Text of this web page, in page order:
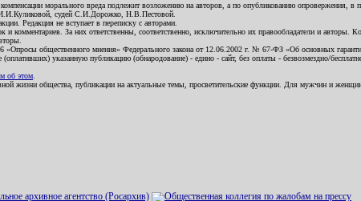
морального вреда подлежит возложению на авторов, а по опубликованию опровержения, в
судей С.И.Дорожко, Н.В.Пестовой.
Редакция не вступает в переписку с авторами.
и комментариев. За них ответственны, соответственно, исключительно их правообладатели и
«Опросы общественного мнения» Федерального закона от 12.06.2002 г. № 67-ФЗ «Об основных
указанную публикацию (обнародование) - едино - сайт, без оплаты - безвозмездно/
об этом
жизни общества, публикации на актуальные темы, просветительские функции. Для мужчин и